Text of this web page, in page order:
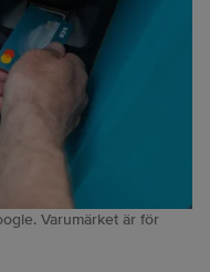
Varumärket är för